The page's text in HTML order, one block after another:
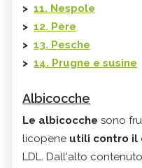
> 11. Nespole
> 12. Pere
> 13. Pesche
> 14. Prugne e susine
Albicocche
Le albicocche sono
licopene utili contro il
LDL. Dall'alto